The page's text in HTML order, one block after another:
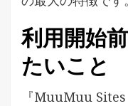
利用開始
たいこと
『MuuMuu